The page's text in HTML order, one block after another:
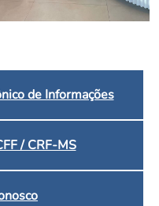
Farmácias e Drogaria
de Informações
/ CRF-MS